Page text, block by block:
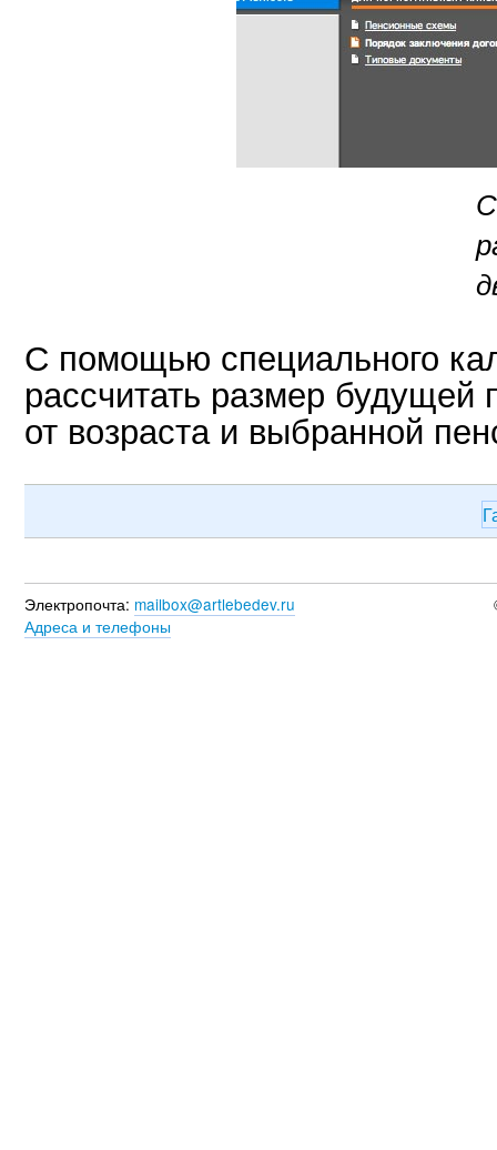
С помощью специального
рассчитать размер будущей
от возраста и выбранной
Электропочта: mailbox@artlebedev.ru
Адреса и телефоны